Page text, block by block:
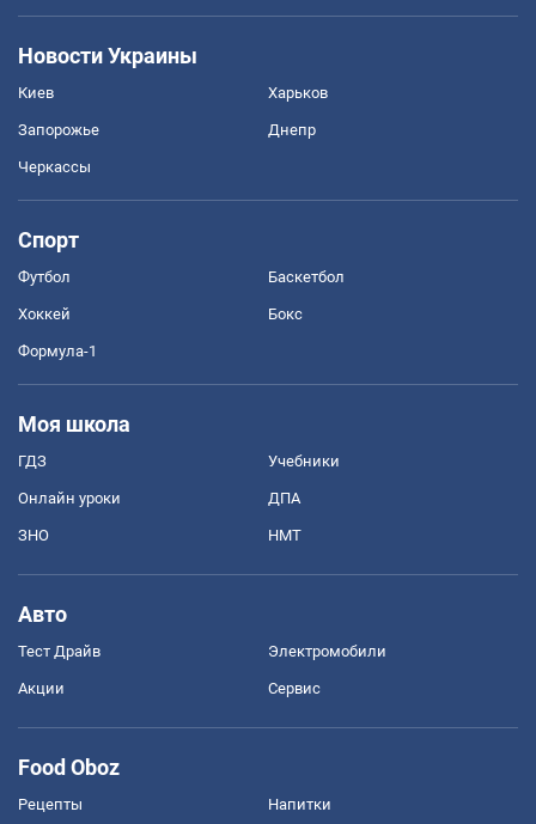
Новости Украины
Киев Харьков
Запорожье Днепр
Черкассы
Спорт
Футбол Баскетбол
Хоккей Бокс
Формула-1
Моя школа
ГДЗ Учебники
Онлайн уроки ДПА
ЗНО НМТ
Авто
Тест Драйв Электромобили
Акции Сервис
Food Oboz
Рецепты Напитки